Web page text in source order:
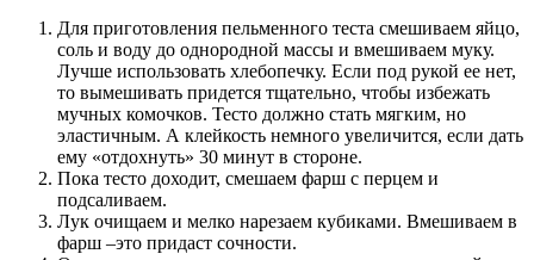
Для приготовления пельменного теста смешиваем яйцо,
соль и воду до однородной массы и вмешиваем муку.
Лучше использовать хлебопечку. Если под рукой ее нет,
то вымешивать придется тщательно, чтобы избежать
мучных комочков. Тесто должно стать мягким, но
эластичным. А клейкость немного увеличится, если дать
ему «отдохнуть» 30 минут в стороне.
Пока тесто доходит, смешаем фарш с перцем и
подсаливаем.
Лук очищаем и мелко нарезаем кубиками. Вмешиваем в
фарш –это придаст сочности.